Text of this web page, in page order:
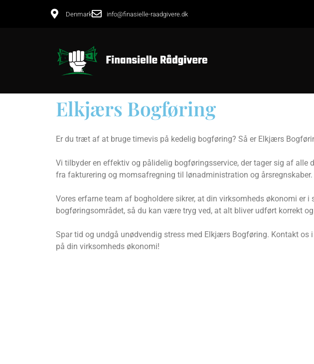
Denmark info@finasielle-raadgivere.dk
Elkjærs Bogføring
Er du træt af at bruge timevis på kedelig bogføring? Så er Elkjærs
Vi tilbyder en effektiv og pålidelig bogføringsservice, der tager sig af alle
fra fakturering og momsafregning til lønadministration og årsregnskaber.
Vores erfarne team af bogholdere sikrer, at din virksomheds økonomi er
bogføringsområdet, så du kan være tryg ved, at alt bliver udført korrekt
Spar tid og undgå unødvendig stress med Elkjærs Bogføring. Kontakt
på din virksomheds økonomi!